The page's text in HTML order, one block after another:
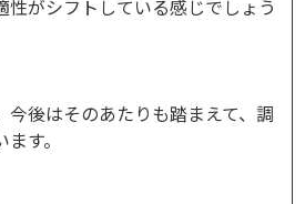
性がシフトしている感じでしょう
今後はそのあたりも踏まえて、調
す。